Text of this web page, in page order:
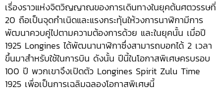
เรื่องราวแห่งจิตวิญญาณของการเดินทางในยุคต้นศตวรรษที่
20 ถือเป็นจุดกำเนิดและแรงกระทุ้นให้วงการนาฬิกามีการ
พัฒนาควบคู่ไปตามความต้องการด้วย และในยุคนั้น เมื่อปี
1925 Longines ได้พัฒนานาฬิกาซึ่งสามารถบอกได้ 2 เวลา
ขึ้นมาสำหรับใช้ในการบิน ดังนั้น ปีนี้ในโอกาสพิเศษครบรอบ
100 ปี พวกเขาจึงเปิดตัว Longines Spirit Zulu Time
1925 เพื่อเป็นการเฉลิมฉลองโอกาสพิเศษนี้